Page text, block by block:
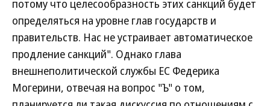
потому что целесообразность этих санкций будет
определяться на уровне глав государств и
правительств. Нас не устраивает автоматическое
продление санкций". Однако глава
внешнеполитической службы ЕС Федерика
Могерини, отвечая на вопрос "Ъ" о том,